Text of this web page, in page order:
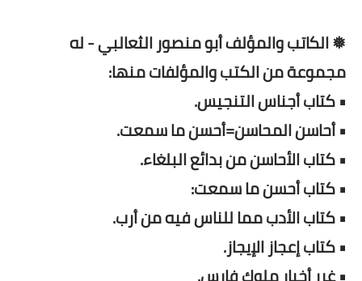
❅ الكاتب والمؤلف أبو منصور الثعالبي - له
مجموعة من الكتب والمؤلفات منها:
• كتاب أجناس التنجيس.
• أحاسن المحاسن=أحسن ما سمعت.
• كتاب الأحاسن من بدائع البلغاء.
• كتاب أحسن ما سمعت:
• كتاب الأدب مما للناس فيه من أرب.
• كتاب إعجاز الإيجاز.